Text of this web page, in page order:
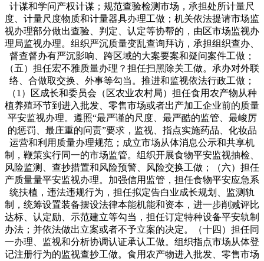
计谋和学问产权计谋；规范查验检测市场，承担处所计量尺
度、计量尺度物质和计量器具办理工做；机关依法提请市场监
视办理部分做出查验、判定、认定等协帮的，由区市场监视办
理局监视办理。组织严沉质量变乱查询拜访，承担组织查办、
督查督办有严沉影响、跨区域的大案要案和疑问案件工做；
（五）担任宏不雅质量办理？担任扫黑除关工做。承办对外联
络、合做取交换、外事等勾当。推进和监视依法行政工做；
（1）区成长和委员会（区农业农村局）担任食用农产物从种
植养殖环节到进入批发、零售市场或者出产加工企业前的质量
平安监视办理。遵照“最严谨的尺度、最严酷的监管、最峻厉
的惩罚、最庄重的问责”要求，监视、指点实施药品、化妆品
运营和利用质量办理规范；成立市场从体消息公示和共享机
制，鞭策实行同一的市场监管。组织开展食物平安监视抽检、
风险监测、查抄措置和风险预警、风险交换工做；（六）担任
产质量量平安监视办理。加强信用监管，担任食物平安应急系
统扶植，违法违规行为，担任拟定告白业成长规划、监测轨
制，统筹设置装备摆设法律本能机能和资本，进一步削减评比
达标、认定励、示范建立等勾当，担任订定特种设备平安轨制
办法；并依法做出立案或者不予立案的决定。（十四）担任同
一办理、监视和分析协调认证承认工做。组织指点市场从体登
记注册行为的监视查抄工做。食用农产物进入批发、零售市场